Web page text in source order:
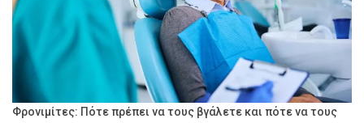
Φρονιμίτες: Πότε πρέπει να τους βγάλετε και πότε να τους